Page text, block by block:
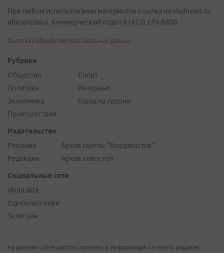
При любом использовании материалов ссылка на vladnews.ru
обязательна. Коммерческий отдел 8 (423) 249-8800
Политика обработки персональных данных
Рубрики
Общество
Политика
Экономика
Происшествия
Спорт
Интервью
Город на ладони
Издательство
Реклама
Редакция
Архив газеты "Владивосток"
Архив новостей
Социальные сети
vkontakte
Одноклассники
Телеграм
На данном сайте распространяется информация сетевого издания